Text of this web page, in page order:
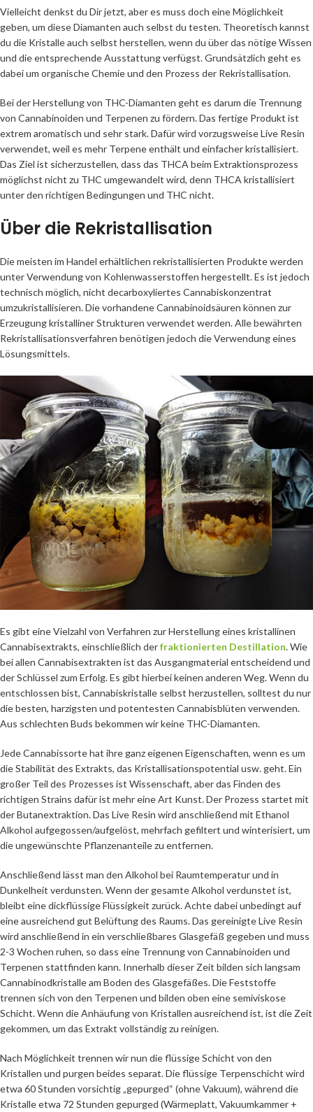
Vielleicht denkst du Dir jetzt, aber es muss doch eine Möglichkeit
geben, um diese Diamanten auch selbst du testen. Theoretisch kannst
du die Kristalle auch selbst herstellen, wenn du über das nötige Wissen
und die entsprechende Ausstattung verfügst. Grundsätzlich geht es
dabei um organische Chemie und den Prozess der Rekristallisation.
Bei der Herstellung von THC-Diamanten geht es darum die Trennung
von Cannabinoiden und Terpenen zu fördern. Das fertige Produkt ist
extrem aromatisch und sehr stark. Dafür wird vorzugsweise Live Resin
verwendet, weil es mehr Terpene enthält und einfacher kristallisiert.
Das Ziel ist sicherzustellen, dass das THCA beim Extraktionsprozess
möglichst nicht zu THC umgewandelt wird, denn THCA kristallisiert
unter den richtigen Bedingungen und THC nicht.
Über die Rekristallisation
Die meisten im Handel erhältlichen rekristallisierten Produkte werden
unter Verwendung von Kohlenwasserstoffen hergestellt. Es ist jedoch
technisch möglich, nicht decarboxyliertes Cannabiskonzentrat
umzukristallisieren. Die vorhandene Cannabinoidsäuren können zur
Erzeugung kristalliner Strukturen verwendet werden. Alle bewährten
Rekristallisationsverfahren benötigen jedoch die Verwendung eines
Lösungsmittels.
Es gibt eine Vielzahl von Verfahren zur Herstellung eines kristallinen
Cannabisextrakts, einschließlich derfraktionierten Destillation. Wie
bei allen Cannabisextrakten ist das Ausgangmaterial entscheidend und
der Schlüssel zum Erfolg. Es gibt hierbei keinen anderen Weg. Wenn du
entschlossen bist, Cannabiskristalle selbst herzustellen, solltest du nur
die besten, harzigsten und potentesten Cannabisblüten verwenden.
Aus schlechten Buds bekommen wir keine THC-Diamanten.
Jede Cannabissorte hat ihre ganz eigenen Eigenschaften, wenn es um
die Stabilität des Extrakts, das Kristallisationspotential usw. geht. Ein
großer Teil des Prozesses ist Wissenschaft, aber das Finden des
richtigen Strains dafür ist mehr eine Art Kunst. Der Prozess startet mit
der Butanextraktion. Das Live Resin wird anschließend mit Ethanol
Alkohol aufgegossen/aufgelöst, mehrfach gefiltert und winterisiert, um
die ungewünschte Pflanzenanteile zu entfernen.
Anschließend lässt man den Alkohol bei Raumtemperatur und in
Dunkelheit verdunsten. Wenn der gesamte Alkohol verdunstet ist,
bleibt eine dickflüssige Flüssigkeit zurück. Achte dabei unbedingt auf
eine ausreichend gut Belüftung des Raums. Das gereinigte Live Resin
wird anschließend in ein verschließbares Glasgefäß gegeben und muss
2-3 Wochen ruhen, so dass eine Trennung von Cannabinoiden und
Terpenen stattfinden kann. Innerhalb dieser Zeit bilden sich langsam
Cannabinodkristalle am Boden des Glasgefäßes. Die Feststoffe
trennen sich von den Terpenen und bilden oben eine semiviskose
Schicht. Wenn die Anhäufung von Kristallen ausreichend ist, ist die Zeit
gekommen, um das Extrakt vollständig zu reinigen.
Nach Möglichkeit trennen wir nun die flüssige Schicht von den
Kristallen und purgen beides separat. Die flüssige Terpenschicht wird
etwa 60 Stunden vorsichtig „gepurged“ (ohne Vakuum), während die
Kristalle etwa 72 Stunden gepurged (Wärmeplatt, Vakuumkammer +